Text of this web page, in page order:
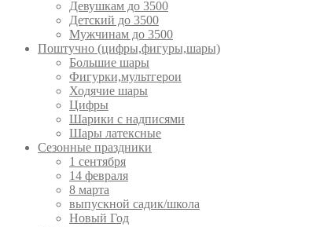
Девушкам до 3500
Детский до 3500
Мужчинам до 3500
Поштучно (цифры,фигуры,шары)
Большие шары
Фигурки,мультгерои
Ходячие шары
Цифры
Шарики с надписями
Шары латексные
Сезонные праздники
1 сентября
14 февраля
8 марта
выпускной садик/школа
Новый Год